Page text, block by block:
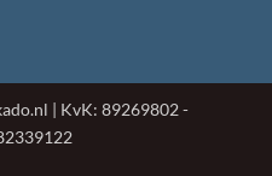
| KvK: 89269802 -